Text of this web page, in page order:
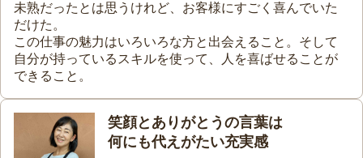
未熟だったとは思うけれど、お客様にすごく喜んでいた
だけた。
この仕事の魅力はいろいろな方と出会えること。そして
自分が持っているスキルを使って、人を喜ばせることが
できること。
笑顔とありがとうの言葉は
何にも代えがたい充実感